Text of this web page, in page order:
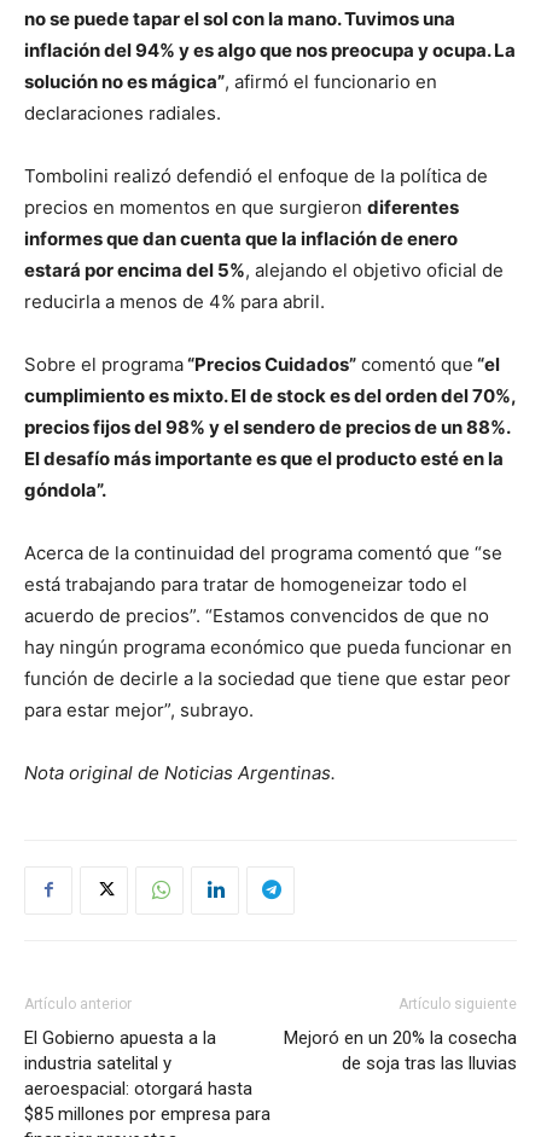
no se puede tapar el sol con la mano. Tuvimos una
inflación del 94% y es algo que nos preocupa y ocupa. La
solución no es mágica”, afirmó el funcionario en
declaraciones radiales.
Tombolini realizó defendió el enfoque de la política de
precios en momentos en que surgieron diferentes
informes que dan cuenta que la inflación de enero
estará por encima del 5%, alejando el objetivo oficial de
reducirla a menos de 4% para abril.
Sobre el programa“Precios Cuidados” comentó que “el
cumplimiento es mixto. El de stock es del orden del 70%,
precios fijos del 98% y el sendero de precios de un 88%.
El desafío más importante es que el producto esté en la
góndola”.
Acerca de la continuidad del programa comentó que “se
está trabajando para tratar de homogeneizar todo el
acuerdo de precios”. “Estamos convencidos de que no
hay ningún programa económico que pueda funcionar en
función de decirle a la sociedad que tiene que estar peor
para estar mejor”, subrayo.
Nota original de Noticias Argentinas.
Artículo anterior
El Gobierno apuesta a la
industria satelital y
aeroespacial: otorgará hasta
$85 millones por empresa para
Artículo siguiente
Mejoró en un 20% la cosecha
de soja tras las lluvias